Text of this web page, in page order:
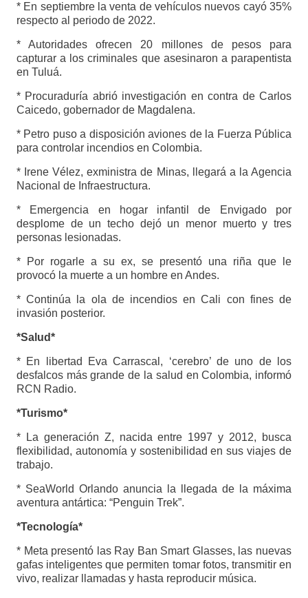
* En septiembre la venta de vehículos nuevos cayó 35%
respecto al periodo de 2022.
* Autoridades ofrecen 20 millones de pesos para
capturar a los criminales que asesinaron a parapentista
en Tuluá.
* Procuraduría abrió investigación en contra de Carlos
Caicedo, gobernador de Magdalena.
* Petro puso a disposición aviones de la Fuerza Pública
para controlar incendios en Colombia.
* Irene Vélez, exministra de Minas, llegará a la Agencia
Nacional de Infraestructura.
* Emergencia en hogar infantil de Envigado por
desplome de un techo dejó un menor muerto y tres
personas lesionadas.
* Por rogarle a su ex, se presentó una riña que le
provocó la muerte a un hombre en Andes.
* Continúa la ola de incendios en Cali con fines de
invasión posterior.
*Salud*
* En libertad Eva Carrascal, ‘cerebro’ de uno de los
desfalcos más grande de la salud en Colombia, informó
RCN Radio.
*Turismo*
* La generación Z, nacida entre 1997 y 2012, busca
flexibilidad, autonomía y sostenibilidad en sus viajes de
trabajo.
* SeaWorld Orlando anuncia la llegada de la máxima
aventura antártica: “Penguin Trek”.
*Tecnología*
* Meta presentó las Ray Ban Smart Glasses, las nuevas
gafas inteligentes que permiten tomar fotos, transmitir en
vivo, realizar llamadas y hasta reproducir música.